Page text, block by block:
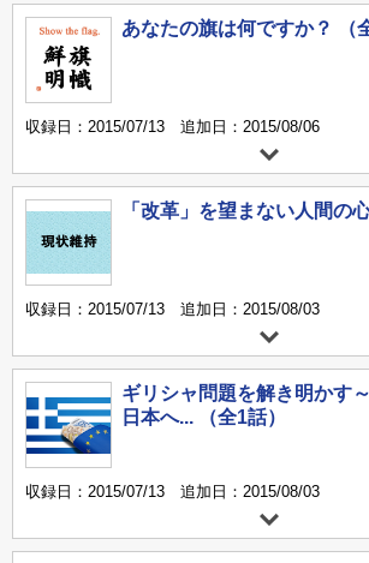
あなたの旗は何ですか？ （
収録日：2015/07/13 追加日：2015/08/06
「改革」を望まない人間の
収録日：2015/07/13 追加日：2015/08/03
ギリシャ問題を解き明かす
日本へ... （全1話）
収録日：2015/07/13 追加日：2015/08/03